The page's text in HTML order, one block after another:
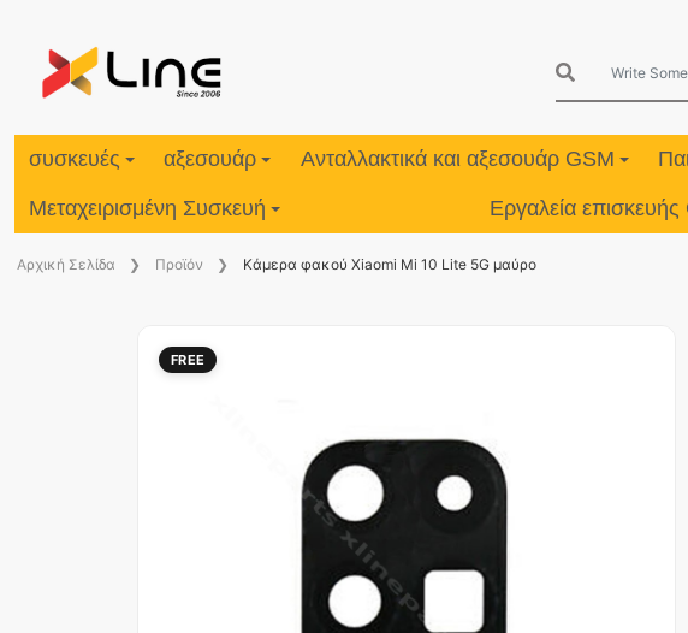
συσκευές αξεσουάρ Ανταλλακτικά και αξεσουάρ GSM
Μεταχειρισμένη Συσκευή Εργαλεία
Aρχική Σελίδα Προϊόν Κάμερα φακού Xiaomi Mi 10 Lite 5G μαύρο
FREE